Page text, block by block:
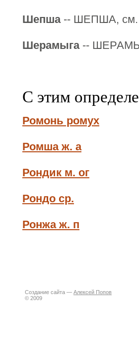
Шепша-- ШЕПША, см.
Шерамыга--
С этим
Ромонь ромух
Ромша ж. а
Рондик м. ог
Рондо ср.
Ронжа ж. п
Создание сайта — Алексей Попов
© 2009